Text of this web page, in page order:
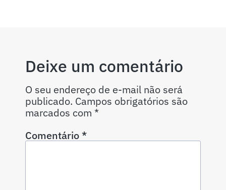
Deixe um comentário
O seu endereço de e-mail não será
publicado. Campos obrigatórios são
marcados com *
Comentário*